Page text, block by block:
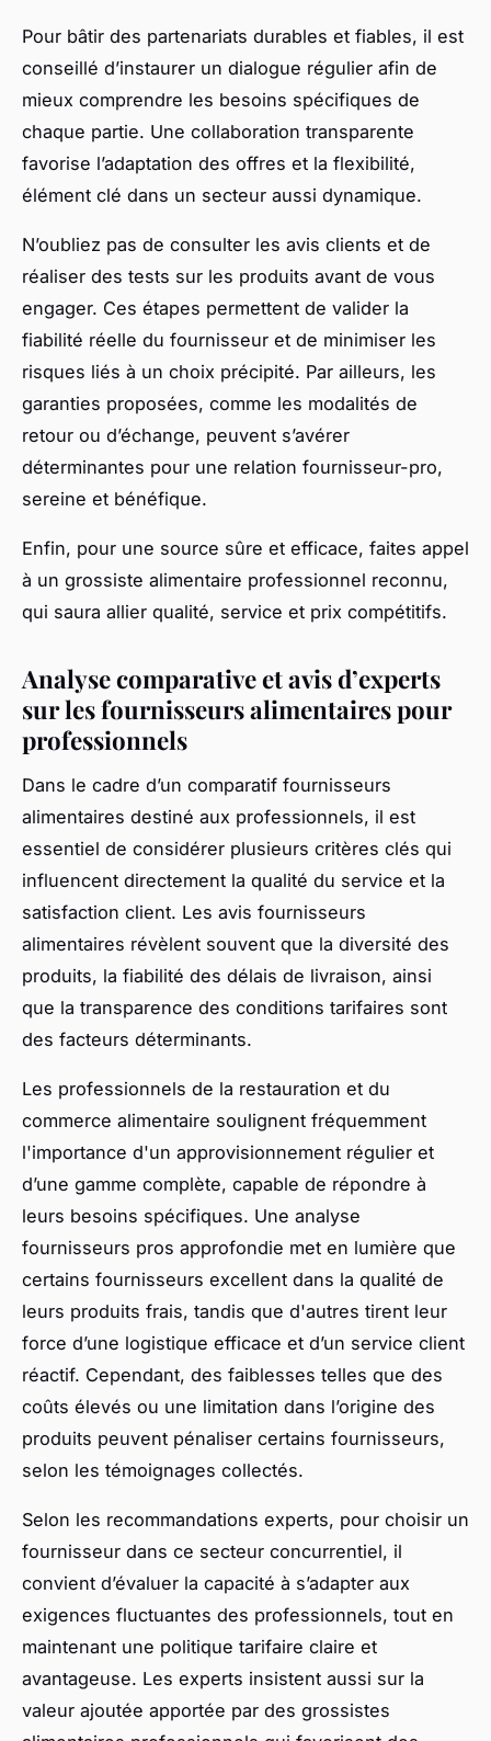
Pour bâtir des partenariats durables et fiables, il est
conseillé d’instaurer un dialogue régulier afin de
mieux comprendre les besoins spécifiques de
chaque partie. Une collaboration transparente
favorise l’adaptation des offres et la flexibilité,
élément clé dans un secteur aussi dynamique.
N’oubliez pas de consulter les avis clients et de
réaliser des tests sur les produits avant de vous
engager. Ces étapes permettent de valider la
fiabilité réelle du fournisseur et de minimiser les
risques liés à un choix précipité. Par ailleurs, les
garanties proposées, comme les modalités de
retour ou d’échange, peuvent s’avérer
déterminantes pour une relation fournisseur-pro,
sereine et bénéfique.
Enfin, pour une source sûre et efficace, faites appel
à un grossiste alimentaire professionnel reconnu,
qui saura allier qualité, service et prix compétitifs.
Analyse comparative et avis d’experts
sur les fournisseurs alimentaires pour
professionnels
Dans le cadre d’un comparatif fournisseurs
alimentaires destiné aux professionnels, il est
essentiel de considérer plusieurs critères clés qui
influencent directement la qualité du service et la
satisfaction client. Les avis fournisseurs
alimentaires révèlent souvent que la diversité des
produits, la fiabilité des délais de livraison, ainsi
que la transparence des conditions tarifaires sont
des facteurs déterminants.
Les professionnels de la restauration et du
commerce alimentaire soulignent fréquemment
l'importance d'un approvisionnement régulier et
d’une gamme complète, capable de répondre à
leurs besoins spécifiques. Une analyse
fournisseurs pros approfondie met en lumière que
certains fournisseurs excellent dans la qualité de
leurs produits frais, tandis que d'autres tirent leur
force d’une logistique efficace et d’un service client
réactif. Cependant, des faiblesses telles que des
coûts élevés ou une limitation dans l’origine des
produits peuvent pénaliser certains fournisseurs,
selon les témoignages collectés.
Selon les recommandations experts, pour choisir un
fournisseur dans ce secteur concurrentiel, il
convient d’évaluer la capacité à s’adapter aux
exigences fluctuantes des professionnels, tout en
maintenant une politique tarifaire claire et
avantageuse. Les experts insistent aussi sur la
valeur ajoutée apportée par des grossistes